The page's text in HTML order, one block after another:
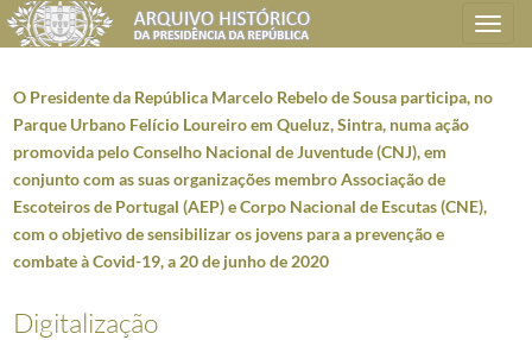
Toggle
navigation
Plano de classificação
Presidência da República
1906/2008-05-09
O Presidente da República Marcelo Rebelo de Sousa participa, no
Parque Urbano Felício Loureiro em Queluz, Sintra, numa ação
promovida pelo Conselho Nacional de Juventude (CNJ), em
conjunto com as suas organizações membro Associação de
Escoteiros de Portugal (AEP) e Corpo Nacional de Escutas (CNE),
com o objetivo de sensibilizar os jovens para a prevenção e
combate à Covid-19, a 20 de junho de 2020
Digitalização